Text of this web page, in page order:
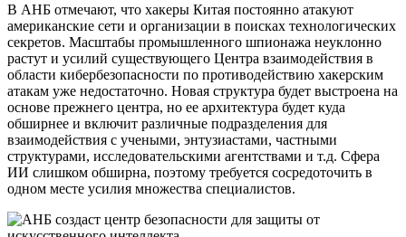
В АНБ отмечают, что хакеры Китая постоянно атакуют
американские сети и организации в поисках технологических
секретов. Масштабы промышленного шпионажа неуклонно
растут и усилий существующего Центра взаимодействия в
области кибербезопасности по противодействию хакерским
атакам уже недостаточно. Новая структура будет выстроена на
основе прежнего центра, но ее архитектура будет куда
обширнее и включит различные подразделения для
взаимодействия с учеными, энтузиастами, частными
структурами, исследовательскими агентствами и т.д. Сфера
ИИ слишком обширна, поэтому требуется сосредоточить в
одном месте усилия множества специалистов.